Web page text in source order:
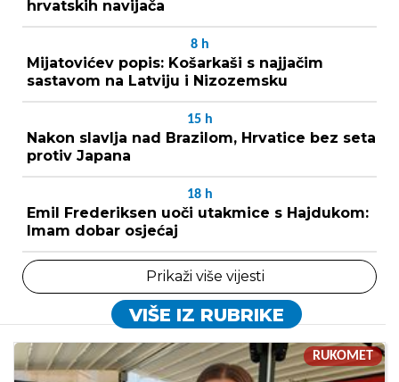
hrvatskih navijača
8 h
Mijatovićev popis: Košarkaši s najjačim
sastavom na Latviju i Nizozemsku
15 h
Nakon slavlja nad Brazilom, Hrvatice bez seta
protiv Japana
18 h
Emil Frederiksen uoči utakmice s Hajdukom:
Imam dobar osjećaj
Prikaži više vijesti
VIŠE IZ RUBRIKE
RUKOMET